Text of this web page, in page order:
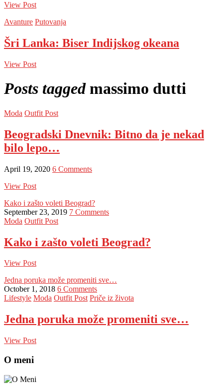
View Post
Avanture Putovanja
Šri Lanka: Biser Indijskog okeana
View Post
Posts tagged massimo dutti
Moda Outfit Post
Beogradski Dnevnik: Bitno da je nekad
bilo lepo…
April 19, 2020 6 Comments
View Post
Kako i zašto voleti Beograd?
September 23, 2019 7 Comments
Moda Outfit Post
Kako i zašto voleti Beograd?
View Post
Jedna poruka može promeniti sve…
October 1, 2018 6 Comments
Lifestyle Moda Outfit Post Priče iz života
Jedna poruka može promeniti sve…
View Post
O meni